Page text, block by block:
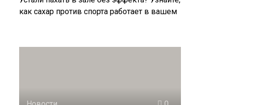
как сахар против спорта работает в вашем